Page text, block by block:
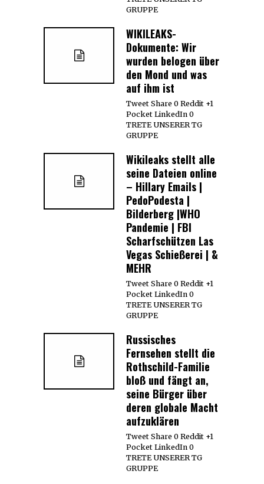
GRUPPE
WIKILEAKS-
Dokumente: Wir
wurden belogen über
den Mond und was
auf ihm ist
Tweet Share 0 Reddit +1
Pocket LinkedIn 0
TRETE UNSERER TG
GRUPPE
Wikileaks stellt alle
seine Dateien online
– Hillary Emails |
PedoPodesta |
Bilderberg |WHO
Pandemie | FBI
Scharfschützen Las
Vegas Schießerei | &
MEHR
Tweet Share 0 Reddit +1
Pocket LinkedIn 0
TRETE UNSERER TG
GRUPPE
Russisches
Fernsehen stellt die
Rothschild-Familie
bloß und fängt an,
seine Bürger über
deren globale Macht
aufzuklären
Tweet Share 0 Reddit +1
Pocket LinkedIn 0
TRETE UNSERER TG
GRUPPE